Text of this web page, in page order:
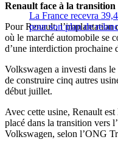
La France recevra
pour son plan de
Renault face à la transition
Pour Renault, l’implantation
où le marché automobile se
d’une interdiction prochaine
Volkswagen a investi dans
de construire cinq autres
début juillet.
Avec cette usine, Renault
placé dans la transition vers
Volkswagen, selon l’ONG